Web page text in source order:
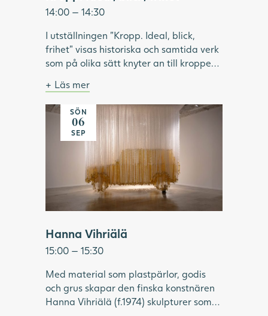
14:00 — 14:30
I utställningen "Kropp. Ideal, blick,
frihet" visas historiska och samtida verk
som på olika sätt knyter an till kroppen.
format och omformat idéer om kropp
och skönhet. Vilken roll har modellen
haft inom konsthistorien? Vilka kroppar
har visats upp och utifrån vems blick? Vi
tittar på konstnärskap som utmanar
kroppsliga ideal och ser exempel på
konstnärer som använder kroppen som
verktyg för frigörelse.
Bild: Julia Peirone, Ocean Dream ur
serien Diamonds Dancing, 2017,
Göteborgs konstmuseum.
Läs mer
Många hängande band skapar bilden av en
gul bil
SÖN
06
SEP
Hanna Vihriälä
15:00 — 15:30
Med material som plastpärlor, godis
och grus skapar den finska konstnären
Hanna Vihriälä (f.1974) skulpturer som